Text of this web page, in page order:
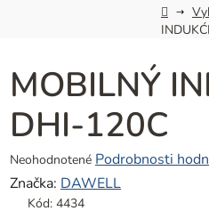
Domov
MOBILNÝ
DHI-120C
Priemerné
hodnotenie
produktu
Neohodnotené Podrobnosti
Značka: DAWELL
Kód: 4434